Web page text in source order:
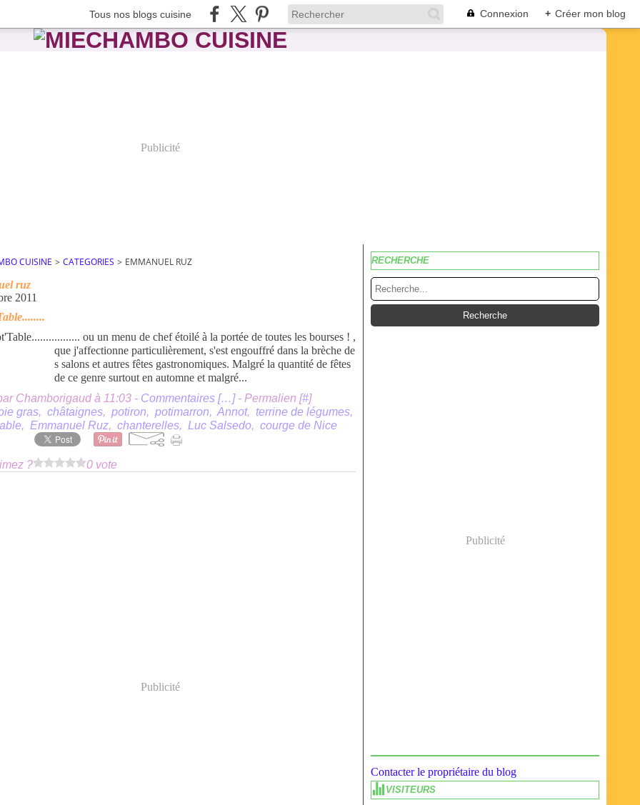
Tous nos blogs cuisine Connexion + Créer mon blog
Publicité
CUISINE > CATEGORIES > EMMANUEL RUZ
ruz
2011
......... ou un menu de chef étoilé à la portée de toutes les bourses ! ,
que j'affectionne particulièrement, s'est engouffré dans la brèche de
s salons et autres fêtes gastronomiques. Malgré la quantité de fêtes
de ce genre surtout en automne et malgré...
Chamborigaud à 11:03 - Commentaires […]- Permalien [#]
gras, châtaignes, potiron, potimarron, Annot, terrine de légumes,
, Emmanuel Ruz, chanterelles, Luc Salsedo, courge de Nice
? 0 vote
Publicité
RECHERCHE
Publicité
Contacter le propriétaire du blog
VISITEURS